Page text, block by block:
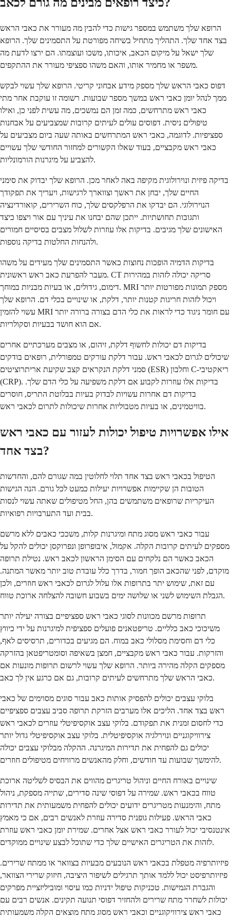
כיצד רופאים מבינים מה גורם לכאב?
הרופא שלך משתמש במספר גישות כדי להבין מה מעורר את כאבי הראש
בצד אחד שלך. התהליך מתחיל בשיחה מפורטת על התסמינים שלך. הרופא
שלך ישאל על מיקום הכאב, איכותו, משכו ועוצמתו. הם ירצו לדעת מה
משפר או מחמיר אותו, והאם משהו ספציפי מעורר את ההתקפים.
דפוס כאבי הראש שלך מספק מידע אבחוני קריטי. הרופא שלך עשוי לבקש
ממך לנהל יומן כאבי ראש במשך מספר שבועות. רשומה זו עוקבת אחר מתי
כאבי ראש מתרחשים, כמה זמן הם נמשכים, מה עשית לפני כן, ואילו
טיפולים ניסית. דפוסים עולים לעיתים קרובות שמצביעים על אבחנות
ספציפיות. לדוגמה, כאבי ראש המתרחשים באותה שעה ביום מצביעים על
כאבי ראש מקבציים, בעוד שאלו הקשורים למחזור החודשי שלך עשויים
להצביע על מיגרנות הורמונליות.
בדיקה פיזית ונוירולוגית מקיפה באה לאחר מכן. הרופא שלך יבדוק את סימני
החיים שלך, יבחן את ראשך וצווארך לרגישות, ויעריך את תפקודך
הנוירולוגי. הם יבדקו את הרפלקסים שלך, כוח השרירים, קואורדינציה
ותגובות תחושתיות. ייתכן שהם יבחנו את עיניך עם אור ויצפו כיצד
האישונים שלך מגיבים. בדיקות אלו עוזרות לשלול מצבים בסיסיים חמורים
ולהנחות החלטות בדיקה נוספות.
בדיקות הדמיה הופכות נחוצות כאשר התסמינים שלך מעידים על משהו
מעבר להפרעת כאב ראש ראשונית. CT סריקה יכולה לזהות במהירות
דימום, גידולים, או בעיות מבניות במוחך. MRI מספק תמונות מפורטות יותר
ויכול לזהות חריגות קטנות יותר, דלקת, או שינויים בכלי דם. הרופא שלך
עשוי להזמין MRI עם חומר ניגוד כדי לראות את כלי הדם בצורה ברורה יותר
אם הוא חושד בבעיות וסקולריות.
בדיקות דם יכולות לחשוף דלקת, זיהום, או מצבים מערכתיים אחרים
שיכולים לגרום לכאבי ראש. עבור דלקת עורקים טמפורלית, רופאים בודקים
סמני דלקת הנקראים קצב שקיעת אריתרוציטים (ESR) וחלבון C-ריאקטיבי
(CRP). בדיקות אלו עוזרות לקבוע אם דלקת משפיעה על כלי הדם שלך.
בדיקות דם אחרות עשויות לבדוק בעיות בבלוטת התריס, חוסרים
בוויטמינים, או בעיות מטבוליות אחרות שיכולות לתרום לכאבי ראש.
אילו אפשרויות טיפול יכולות לעזור עם כאבי ראש
בצד אחד?
הטיפול בכאבי ראש בצד אחד תלוי לחלוטין במה שגורם להם, והחדשות
הטובות הן שקיימות אפשרויות יעילות כמעט לכל גורם. הנה הגישות
העיקריות שרופאים משתמשים בהן, החל מטיפולים שאתה עשוי לנסות
בבית ועד התערבויות רפואיות.
עבור כאבי ראש מסוג מתח ומיגרנות קלות, משככי כאבים ללא מרשם
מספקים לעיתים קרובות הקלה. אקמול, איבופרופן ונפרוקסן יכולים להקל על
הכאב כאשר הם נלקחים עם הסימן הראשון לכאב ראש. נטילת תרופה
מוקדם, לפני שהכאב הופך חמור, בדרך כלל עובדת טוב יותר מאשר המתנה.
עם זאת, שימוש יתר בתרופות אלו עלול לגרום לכאבי ראש חוזרים, ולכן
הגבלת השימוש לשני או שלושה ימים בשבוע חשובה להצלחה ארוכת טווח.
תרופות מרשם מכוונות לסוגי כאבי ראש ספציפיים בצורה יעילה יותר
משיכוכי כאב כלליים. טריפטאנים פועלים ספציפית למיגרנות על ידי כיווץ
כלי דם וחסימת מסלולי כאב במוח. הם מגיעים בכדורים, תרסיסים לאף,
והזרקות. עבור כאבי ראש מקבציים, חמצן בשאיפה וסומטריפטאן בהזרקה
מספקים הקלה מהירה ביותר. הרופא שלך עשוי לרשום תרופות מונעות אם
כאבי הראש שלך מתרחשים לעיתים קרובות, גם אם כרגע אין לך כאב.
בלוקי עצבים יכולים להפסיק אותות כאב עבור סוגים מסוימים של כאבי
ראש בצד אחד. הליכים אלו מערבים הזרקת תרופה סביב עצבים ספציפיים
כדי לחסום זמנית את תפקודם. בלוקי עצב אוקסיפיטלי עוזרים לכאבי ראש
צירוויקוגניים ונוירלגיה אוקסיפיטלית. בלוקי עצב אוקסיפיטלי גדול יותר
יכולים גם להפחית את תדירות המיגרנה. ההקלה מבלוקי עצבים יכולה
להימשך שבועות עד חודשים, וחלק מהאנשים מרוויחים מטיפולים חוזרים.
שינויים באורח החיים וניהול טריגרים מהווים את הבסיס לשליטה ארוכת
טווח בכאבי ראש. שמירה על דפוסי שינה סדירים, שתייה מספקת, ניהול
מתח, והימנעות מטריגרים ידועים יכולים להפחית משמעותית את תדירות
כאבי הראש. פעילות גופנית סדירה עוזרת לאנשים רבים, אם כי מאמץ
אינטנסיבי יכול לעורר כאבי ראש אצל אחרים. שמירת יומן כאבי ראש עוזרת
לזהות את הטריגרים האישיים שלך כדי שתוכל לבצע שינויים ממוקדים.
פיזיותרפיה מטפלת בכאבי ראש הנובעים מבעיות בצוואר או ממתח שרירים.
פיזיותרפיסט יכול ללמד אותך תרגילים לשיפור היציבה, חיזוק שרירי הצוואר,
והגברת הגמישות. טכניקות טיפול ידניות כמו עיסוי ומוביליזציית מפרקים
יכולות לשחרר מתח שרירים ולהחזיר דפוסי תנועה תקינים. אנשים רבים עם
כאבי ראש צירוויקוגניים וכאבי ראש מסוג מתח מוצאים הקלה משמעותית